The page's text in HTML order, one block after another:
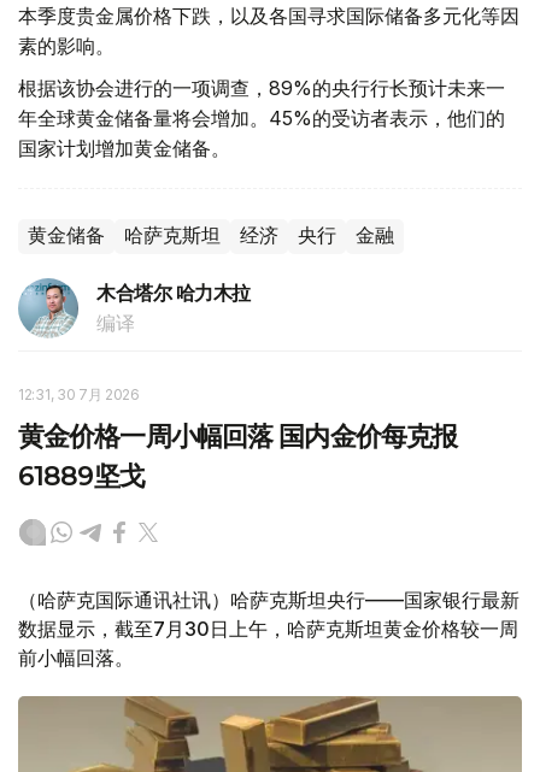
本季度贵金属价格下跌，以及各国寻求国际储备多元化等因
素的影响。
根据该协会进行的一项调查，89%的央行行长预计未来一
年全球黄金储备量将会增加。45%的受访者表示，他们的
国家计划增加黄金储备。
黄金储备 哈萨克斯坦 经济 央行 金融
木合塔尔 哈力木拉
编译
12:31, 30 7月 2026
黄金价格一周小幅回落 国内金价每克报
61889坚戈
（哈萨克国际通讯社讯）哈萨克斯坦央行——国家银行最新
数据显示，截至7月30日上午，哈萨克斯坦黄金价格较一周
前小幅回落。